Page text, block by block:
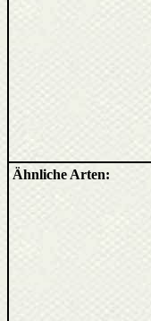
Ähnliche Arten: